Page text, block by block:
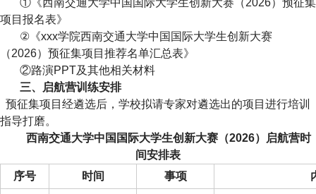
①《西南交通大学中国国际大学生创新大赛（2026）预征集
项目报名表》
②《xxx学院西南交通大学中国国际大学生创新大赛
（2026）预征集项目推荐名单汇总表》
②路演PPT及其他相关材料
三、启航营训练安排
预征集项目经遴选后，学校拟请专家对遴选出的项目进行培训
指导打磨。
西南交通大学中国国际大学生创新大赛（2026）启航营时
间安排表
序号
时间 事项